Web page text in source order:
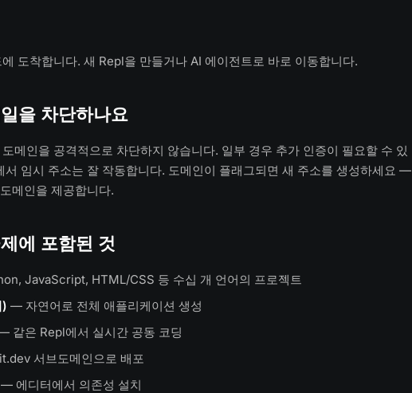
도착합니다. 새 Repl을 만들거나 AI 에이전트로 바로 이동합니다.
을 차단하나요
메인을 공격적으로 차단하지 않습니다. 일부 경우 추가 인증이 필요할 수 있
서 임시 주소는 잘 작동합니다. 도메인이 플래그되면 새 주소를 생성하세요 —
메인을 제공합니다.
에 포함된 것
JavaScript, HTML/CSS 등 수십 개 언어의 프로젝트
) — 자연어로 전체 애플리케이션 생성
같은 Repl에서 실시간 공동 코딩
서브도메인으로 배포
— 에디터에서 의존성 설치